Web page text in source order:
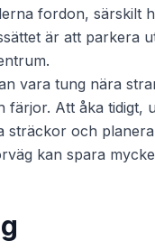
fordon, särskilt
är att parkera
vara tung nära
färjor. Att åka tidigt,
sträckor och planera
kan spara